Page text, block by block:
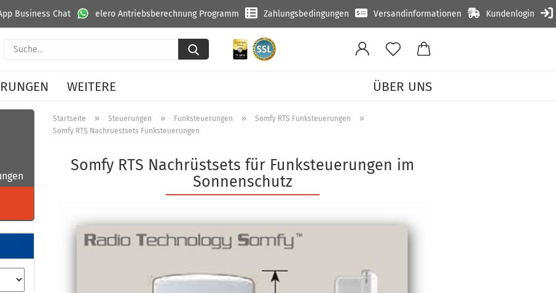
Kundenlogin
Versandinformationen
Zahlungsbedingungen
elero Antriebsberechnung Programm
Business Chat
Suche...
ÜBER UNS
WEITERE
Startseite » Steuerungen » Funksteuerungen » Somfy RTS Funksteuerungen »
Somfy RTS Nachruestsets Funksteuerungen
Somfy RTS Nachrüstsets für Funksteuerungen im
Sonnenschutz